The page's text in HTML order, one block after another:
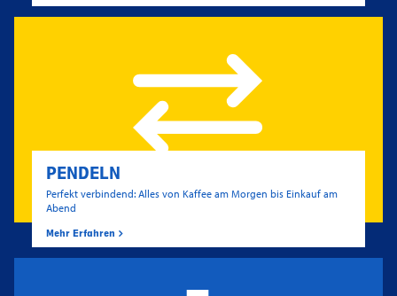
PENDELN
Perfekt verbindend: Alles von Kaffee am Morgen bis Einkauf am
Abend
Mehr Erfahren